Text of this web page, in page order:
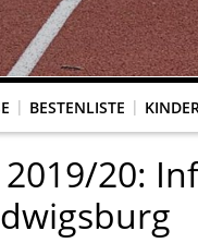
BESTENLISTE
20: